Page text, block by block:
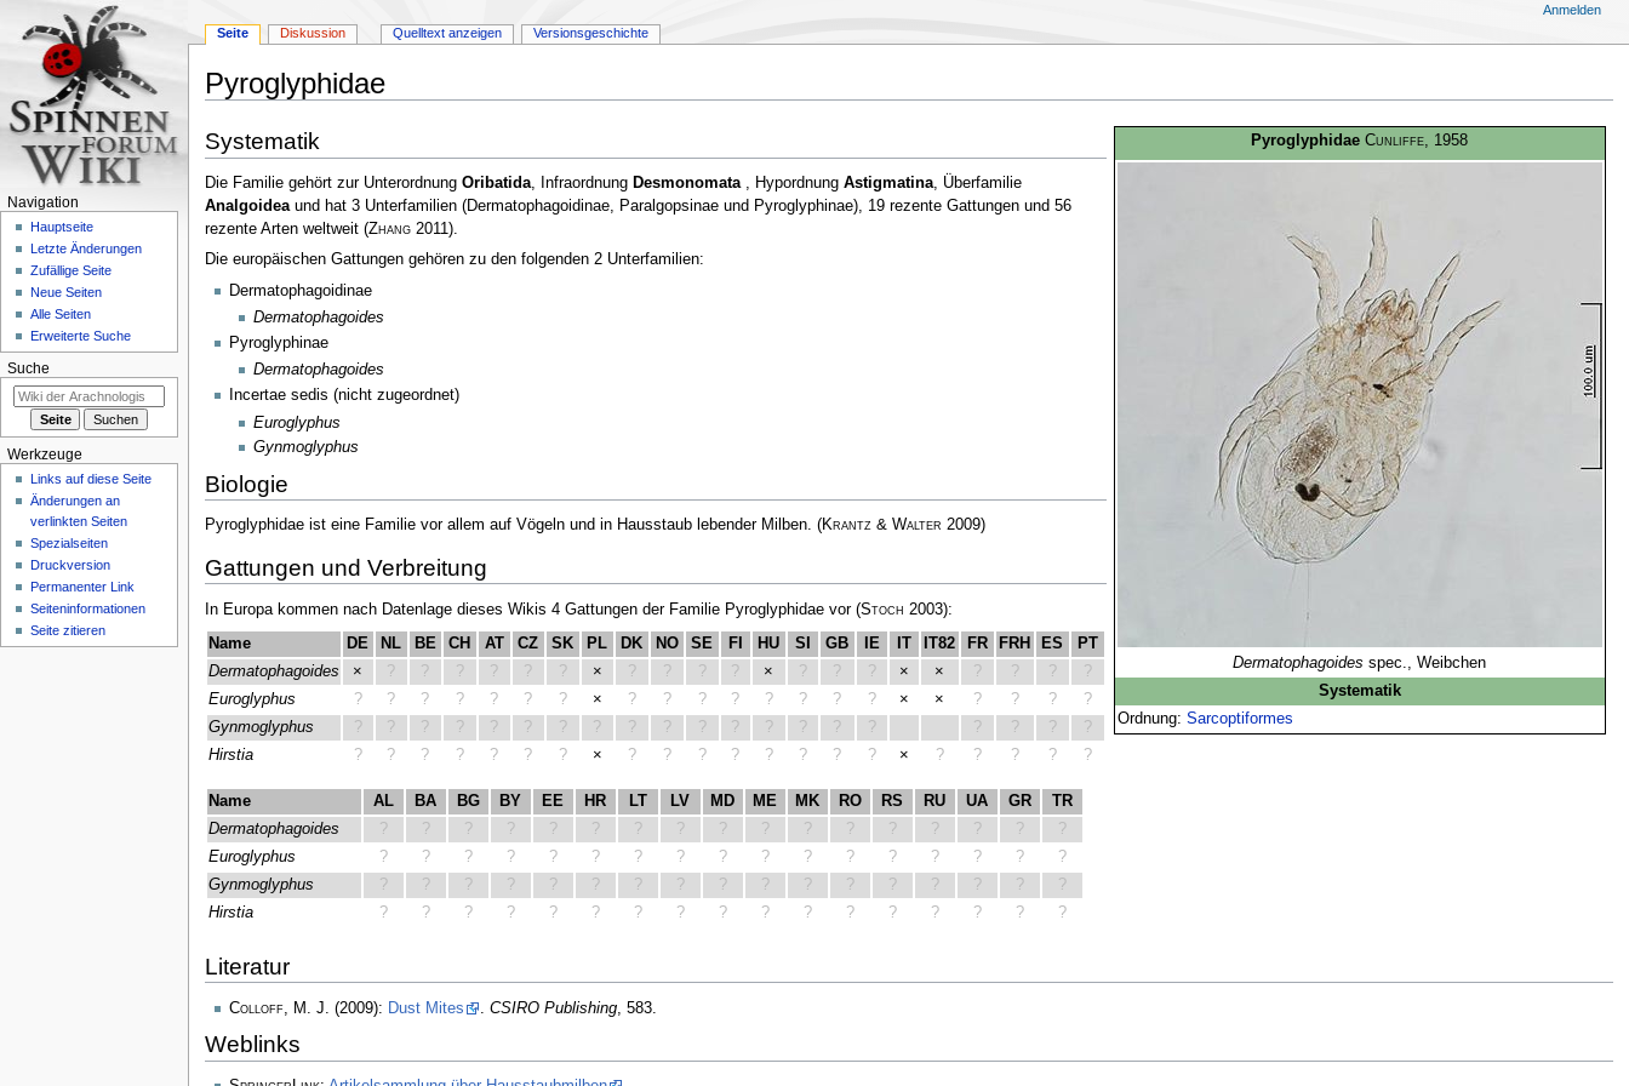
Pyroglyphidae
Navigation
springen
Suche
springen
PyroglyphidaeCunliffe, 1958
Dermatophagoides spec., Weibchen
Systematik
Ordnung: Sarcoptiformes
Systematik
Die Familie gehört zur Unterordnung Oribatida, Infraordnung Desmonomata , Hypordnung Astigmatina, Überfamilie
Analgoideaund hat 3 Unterfamilien (Dermatophagoidinae, Paralgopsinae und Pyroglyphinae), 19 rezente Gattungen und 56
rezente Arten weltweit (Zhang2011).
Die europäischen Gattungen gehören zu den folgenden 2 Unterfamilien:
Dermatophagoidinae
Dermatophagoides
Pyroglyphinae
Dermatophagoides
Incertae sedis (nicht zugeordnet)
Euroglyphus
Gynmoglyphus
Biologie
Pyroglyphidae ist eine Familie vor allem auf Vögeln und in Hausstaub lebender Milben. (Krantz & Walter 2009)
Gattungen und Verbreitung
In Europa kommen nach Datenlage dieses Wikis 4 Gattungen der Familie Pyroglyphidae vor (Stoch 2003):
Name DE NL BE CH AT CZ SK PL DK NO SE FI HU SI GB IE IT IT82 FR FRH ES
PT
Dermatophagoides
× ? ? ? ? ? ? × ? ? ? ? × ? ? ? × × ? ? ?
?
Euroglyphus
? ? ? ? ? ? ? × ? ? ? ? ? ? ? ? × × ? ? ?
?
Gynmoglyphus
? ? ? ? ? ? ? ? ? ? ? ? ? ? ? ? ? ? ?
?
Hirstia
? ? ? ? ? ? ? × ? ? ? ? ? ? ? ? × ? ? ? ? ?
Name AL BA BG BY EE HR LT LV MD ME MK RO RS RU UA GR
TR
Dermatophagoides
? ? ? ? ? ? ? ? ? ? ? ? ? ? ? ?
?
Euroglyphus
? ? ? ? ? ? ? ? ? ? ? ? ? ? ? ?
?
Gynmoglyphus
? ? ? ? ? ? ? ? ? ? ? ? ? ? ? ?
?
Hirstia
? ? ? ? ? ? ? ? ? ? ? ? ? ? ? ? ?
Literatur
Colloff, M. J. (2009): Dust Mites CSIRO Publishing, 583.
Weblinks
Seite Diskussion Quelltext anzeigen Versionsgeschichte
Anmelden
Navigation
Hauptseite
Letzte Änderungen
Zufällige Seite
Neue Seiten
Alle Seiten
Erweiterte Suche
Suche
Werkzeuge
Links auf diese Seite
Änderungen an
verlinkten Seiten
Spezialseiten
Druckversion
Permanenter Link
Seiten­­informationen
Seite zitieren